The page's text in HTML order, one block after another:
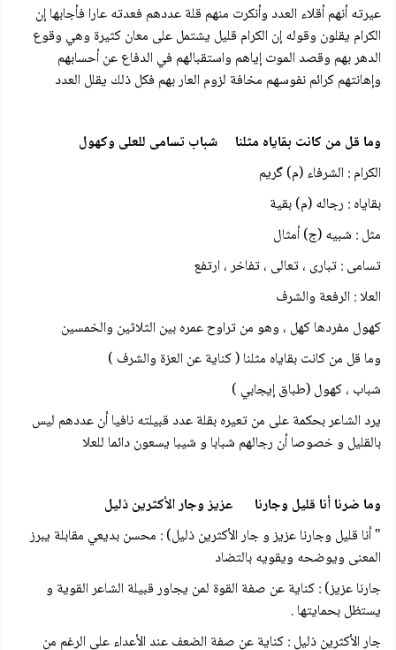
عيرته أنهم أقلاء العدد وأنكرت منهم قلة عددهم فعدته عارا فأجابها إن
الكرام يقلون وقوله إن الكرام قليل يشتمل على معان كثيرة وهي وقوع
الدهر بهم وقصد الموت إياهم واستقبالهم في الدفاع عن أحسابهم
وإهانتهم کرائم نفوسهم مخافة لزوم العار بهم فكل ذلك يقلل العدد
وما قل من كانت بقاياه مثلنا شباب تسامى للعلی وکهول
الكرام : الشرفاء (م) گریم
بقاياه : رجاله (م) بقية
مثل : شبيه (ج) أمثال
تسامی : تباری ، تعالى ، تفاخر ، ارتفع
العلا : الرفعة والشرف
کهول مفردها کهل ، وهو من تراوح عمره بين الثلاثين والخمسين
وما قل من كانت بقاياه مثلنا ( كناية عن العزة والشرف )
شباب ، کهول (طباق إيجابي )
يرد الشاعر بحكمة على من تعيره بقلة عدد قبيلته نافيا أن عددهم ليس
بالقليل و خصوصا أن رجالهم شبابا و شيبا يسعون دائما للعلا
وما ضرنا أنا قليل وجارنا عزيز وجار الأكثرين ذليل
" أنا قليل وجارنا عزيز و جار الأكثرين ذليل) : محسن بديعي مقابلة يبرز
المعنى ويوضحه ويقويه بالتضاد
جارنا عزیز) : كناية عن صفة القوة لمن يجاور قبيلة الشاعر القوية و
يستظل بحمايتها .
جار الأكثرين ذليل : كناية عن صفة الضعف عند الأعداء على الرغم من